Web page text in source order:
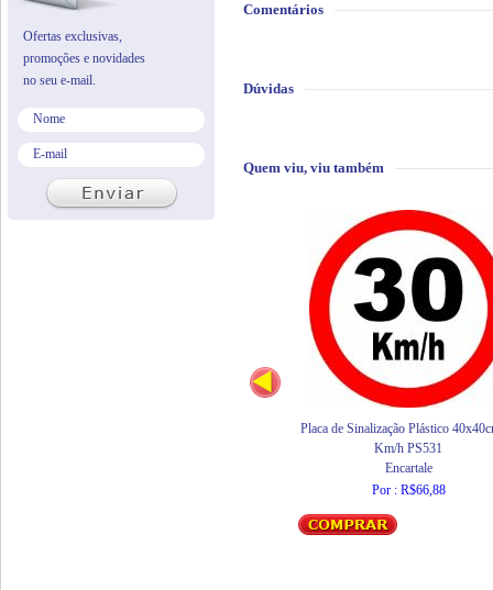
Comentários
Dúvidas
Quem viu, viu também
Placa de Sinalização Plástico
Km/h PS531
Encartale
Por : R$66,88
Ofertas exclusivas,
promoções e novidades
no seu e-mail.